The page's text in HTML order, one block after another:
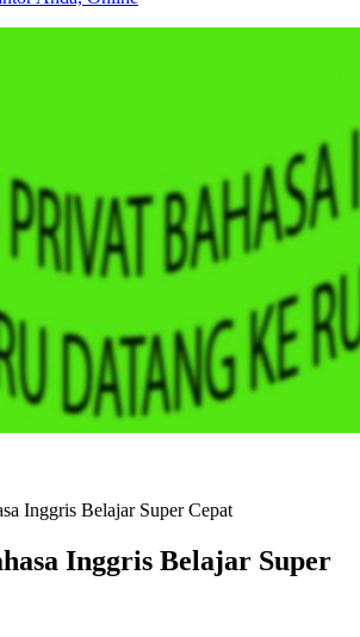
Inggris Belajar Super Cepat
Inggris Belajar Super